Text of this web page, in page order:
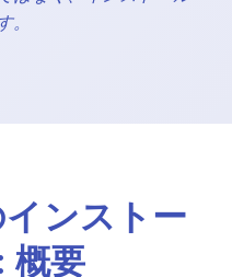
。
ンストー
概要